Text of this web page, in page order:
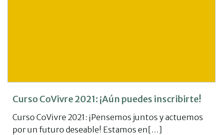
Curso CoVivre 2021: ¡Aún puedes inscribirte!
Curso CoVivre 2021: ¡Pensemos juntos y actuemos
por un futuro deseable! Estamos en[…]